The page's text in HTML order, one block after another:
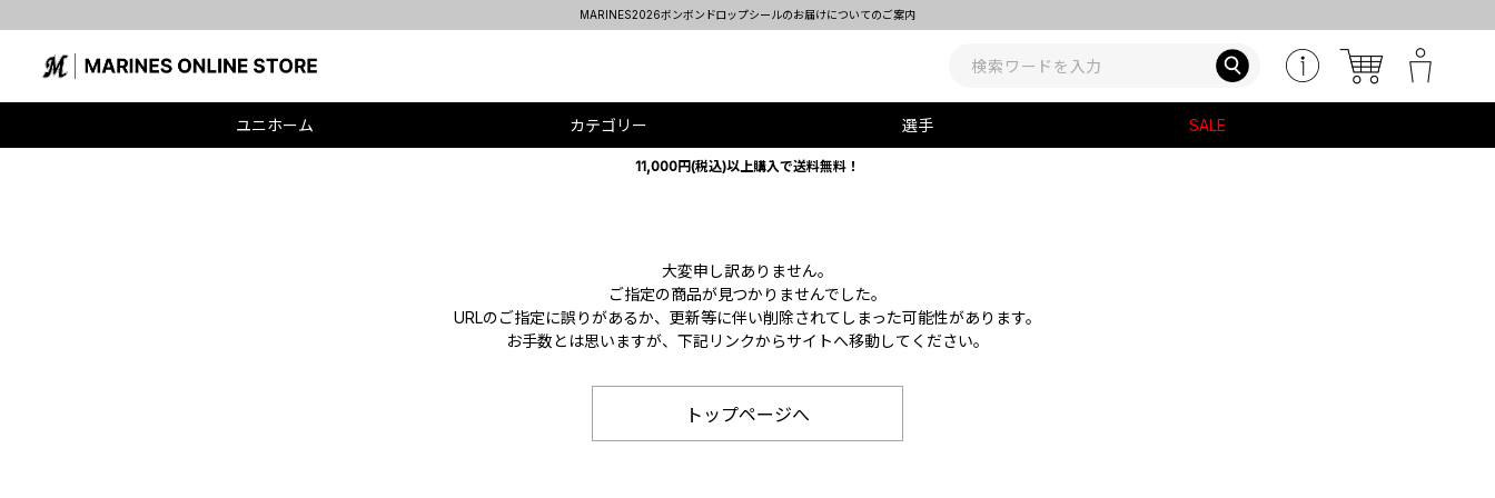
MARINES2026ボンボンドロップシールのお届けについてのご案内
ユニホーム カテゴリー 選手 SALE
11,000円(税込)以上購入で送料無料！
大変申し訳ありません。
ご指定の商品が見つかりませんでした。
URLのご指定に誤りがあるか、更新等に伴い削除されてしまった可能性があります。
お手数とは思いますが、下記リンクからサイトへ移動してください。
トップページへ